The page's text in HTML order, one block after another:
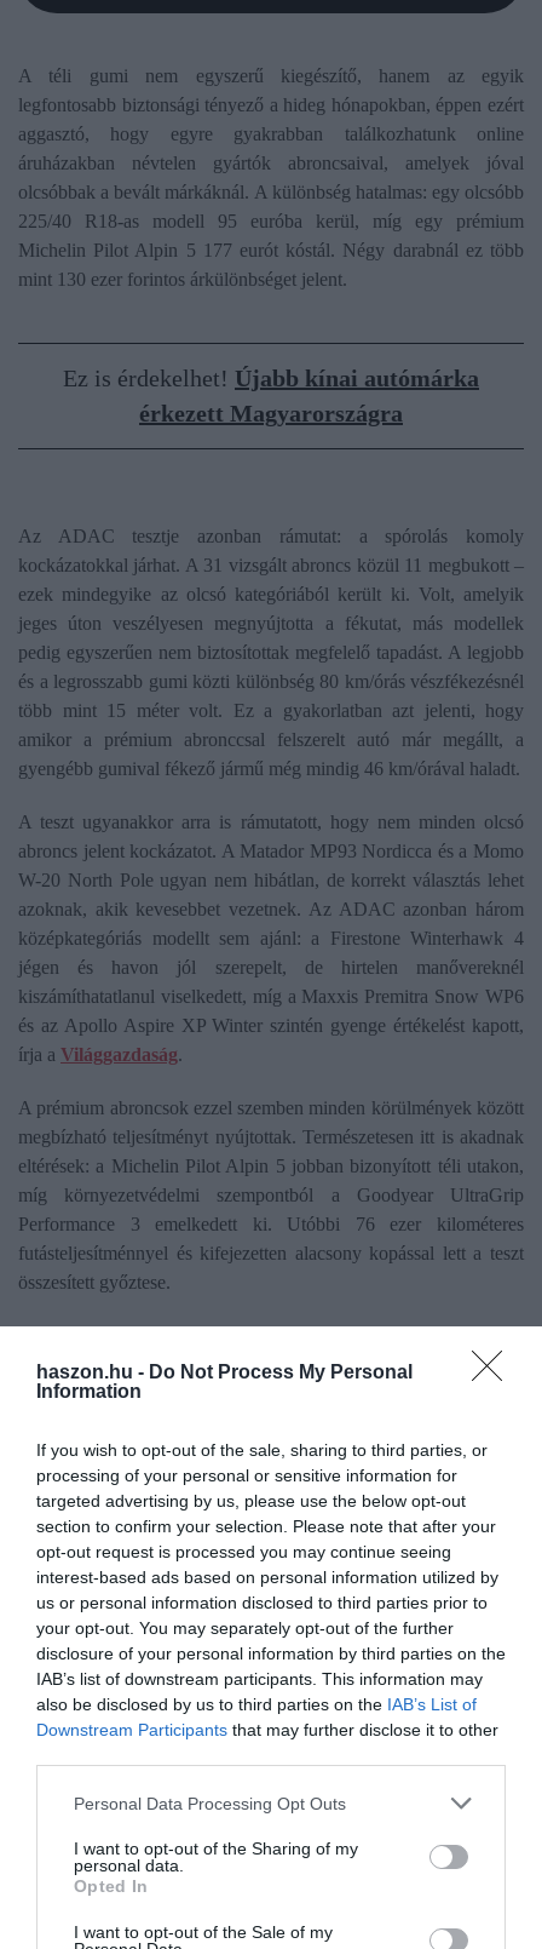
haszon.hu - Do Not Process My Personal
Information
If you wish to opt-out of the sale, sharing to third parties, or
processing of your personal or sensitive information for
targeted advertising by us, please use the below opt-out
section to confirm your selection. Please note that after your
opt-out request is processed you may continue seeing
interest-based ads based on personal information utilized by
us or personal information disclosed to third parties prior to
your opt-out. You may separately opt-out of the further
disclosure of your personal information by third parties on the
IAB’s list of downstream participants. This information may
also be disclosed by us to third parties on the IAB’s List of
Downstream Participants that may further disclose it to other
Please note that this website/app uses one or more Google
not limited to your visit or usage behaviour. You may click to
grant or deny consent to Google and its third-party tags to
use your data for below specified purposes in below Google
consent section.
Personal Data Processing Opt Outs
I want to opt-out of the Sharing of my
personal data.
Opted In
I want to opt-out of the Sale of my
A téli gumi nem egyszerű kiegészítő, hanem az egyik
legfontosabb biztonsági tényező a hideg hónapokban, éppen ezért
aggasztó, hogy egyre gyakrabban találkozhatunk online
áruházakban névtelen gyártók abroncsaival, amelyek jóval
olcsóbbak a bevált márkáknál. A különbség hatalmas: egy olcsóbb
225/40 R18-as modell 95 euróba kerül, míg egy prémium
Michelin Pilot Alpin 5 177 eurót kóstál. Négy darabnál ez több
mint 130 ezer forintos árkülönbséget jelent.
Ez is érdekelhet! Újabb kínai autómárka
érkezett Magyarországra
Az ADAC tesztje azonban rámutat: a spórolás komoly
kockázatokkal járhat. A 31 vizsgált abroncs közül 11 megbukott –
ezek mindegyike az olcsó kategóriából került ki. Volt, amelyik
jeges úton veszélyesen megnyújtotta a fékutat, más modellek
pedig egyszerűen nem biztosítottak megfelelő tapadást. A legjobb
és a legrosszabb gumi közti különbség 80 km/órás vészfékezésnél
több mint 15 méter volt. Ez a gyakorlatban azt jelenti, hogy
amikor a prémium abronccsal felszerelt autó már megállt, a
gyengébb gumival fékező jármű még mindig 46 km/órával haladt.
A teszt ugyanakkor arra is rámutatott, hogy nem minden olcsó
abroncs jelent kockázatot. A Matador MP93 Nordicca és a Momo
W-20 North Pole ugyan nem hibátlan, de korrekt választás lehet
azoknak, akik kevesebbet vezetnek. Az ADAC azonban három
középkategóriás modellt sem ajánl: a Firestone Winterhawk 4
jégen és havon jól szerepelt, de hirtelen manővereknél
kiszámíthatatlanul viselkedett, míg a Maxxis Premitra Snow WP6
és az Apollo Aspire XP Winter szintén gyenge értékelést kapott,
írja a Világgazdaság.
A prémium abroncsok ezzel szemben minden körülmények között
megbízható teljesítményt nyújtottak. Természetesen itt is akadnak
eltérések: a Michelin Pilot Alpin 5 jobban bizonyított téli utakon,
míg környezetvédelmi szempontból a Goodyear UltraGrip
Performance 3 emelkedett ki. Utóbbi 76 ezer kilométeres
futásteljesítménnyel és kifejezetten alacsony kopással lett a teszt
összesített győztese.
Toplista: ezek most a legerősebb közúti autók
Benzin, dízel, hibrid: ekkora az éves értékvesztés a
használt autóknál
Ennyibe kerül és ilyen lehet az egyedi
autórendszám
vezetés téli gumi